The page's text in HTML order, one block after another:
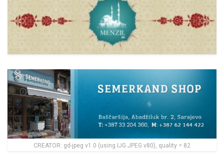
CREATOR: gd-jpeg v1.0 (using IJG JPEG v80), quality = 82